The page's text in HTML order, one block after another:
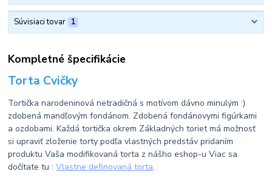
Súvisiaci tovar 1
Kompletné špecifikácie
Torta Cvičky
Tortička narodeninová netradičná s motívom dávno minulým :)
zdobená mandľovým fondánom. Zdobená fondánovymi figúrkami
a ozdobami. Každá tortička okrem Základných toriet má možnosť
si upraviť zloženie torty podľa vlastných predstáv pridaním
produktu Vaša modifikovaná torta z nášho eshop-u Viac sa
dočítate tu :Vlastne definovaná torta.